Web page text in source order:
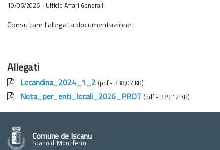
10/06/2026 - Ufficio Affari Generali
Consultare l'allegata documentazione
Allegati
Locandina_2024_1_2 (pdf - 338,07 KB)
Nota_per_enti_locali_2026_PROT (pdf - 339,12 KB)
Comune de Iscanu
Scano di Montiferro